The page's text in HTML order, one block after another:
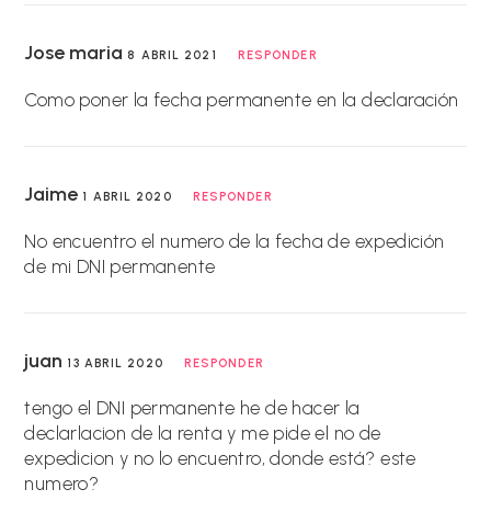
Jose maria 8 ABRIL 2021 RESPONDER
Como poner la fecha permanente en la declaración
Jaime 1 ABRIL 2020 RESPONDER
No encuentro el numero de la fecha de expedición
de mi DNI permanente
juan 13 ABRIL 2020 RESPONDER
tengo el DNI permanente he de hacer la
declarlacion de la renta y me pide el nº de
expedicion y no lo encuentro, donde está? este
numero?